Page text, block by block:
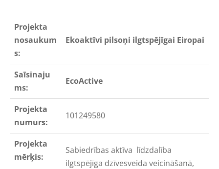
Projekta
nosaukum
s:
Ekoaktīvi pilsoņi ilgtspējīgai Eiropai
Saīsinaju
ms:
EcoActive
Projekta
numurs:
101249580
Projekta
mērķis:
Sabiedrības aktīva līdzdalība
ilgtspējīga dzīvesveida veicināšanā,